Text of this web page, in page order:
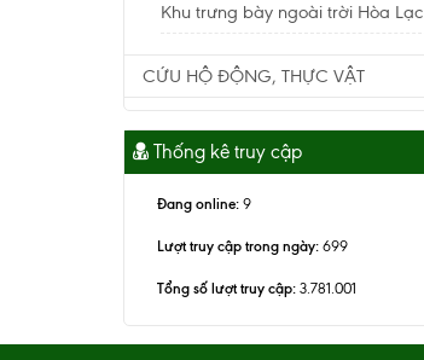
Khu trưng bày ngoài trời Hòa Lạc
CỨU HỘ ĐỘNG, THỰC VẬT
Thống kê truy cập
Đang online: 9
Lượt truy cập trong ngày: 699
Tổng số lượt truy cập: 3.781.001